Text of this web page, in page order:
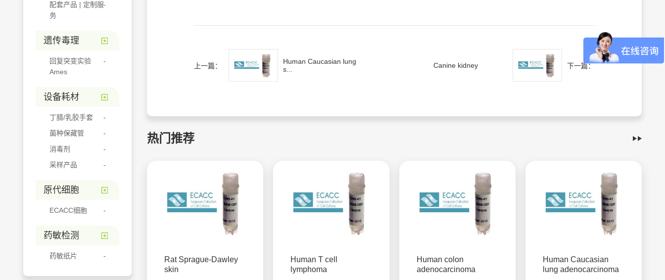
配套产品 | 定制服
务
遗传毒理
回复突变实验
Ames
设备耗材
丁腈/乳胶手套
菌种保藏管
消毒剂
采样产品
原代细胞
ECACC细胞
药敏检测
药敏纸片
上一篇：
Human Caucasian lung
s...
Canine kidney 下一篇：
热门推荐
Rat Sprague-Dawley
skin
Human T cell
lymphoma
Human colon
adenocarcinoma
Human Caucasian
lung adenocarcinoma